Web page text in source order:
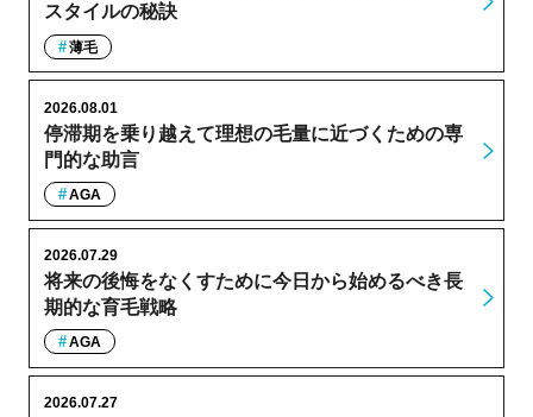
スタイルの秘訣
薄毛
停滞期を乗り越えて理想の毛量に近づくための専
門的な助言
2026.08.01
AGA
将来の後悔をなくすために今日から始めるべき長
期的な育毛戦略
2026.07.29
AGA
2026.07.27